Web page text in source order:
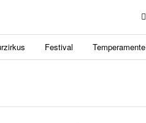
Festival Temperamente